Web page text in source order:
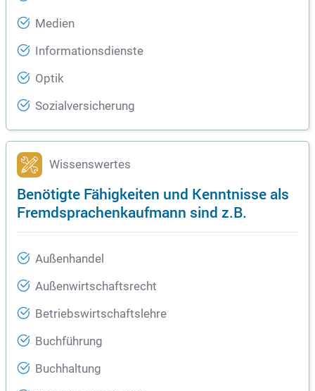
Medien
Informationsdienste
Optik
Sozialversicherung
Wissenswertes
Benötigte Fähigkeiten und Kenntnisse als
Fremdsprachenkaufmann sind z.B.
Außenhandel
Außenwirtschaftsrecht
Betriebswirtschaftslehre
Buchführung
Buchhaltung